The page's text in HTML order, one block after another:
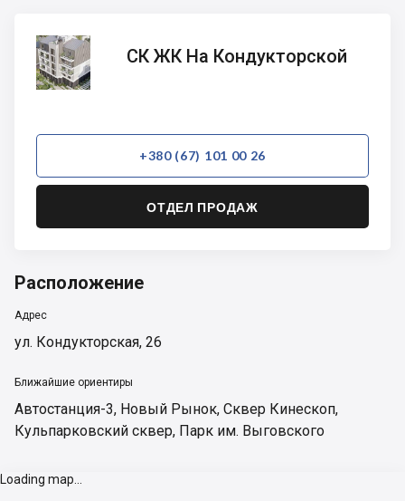
СК ЖК
На
Кондукторской
СК ЖК На Кондукторской
+380 (67) 101 00 26
ОТДЕЛ ПРОДАЖ
Расположение
Адрес
ул. Кондукторская, 26
Ближайшие ориентиры
Автостанция-3, Новый Рынок, Сквер Кинескоп,
Кульпарковский сквер, Парк им. Выговского
Loading map...